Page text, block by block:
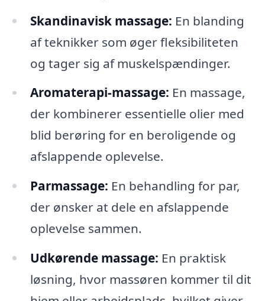
Skandinavisk massage: En blanding
af teknikker som øger fleksibiliteten
og tager sig af muskelspændinger.
Aromaterapi-massage: En massage,
der kombinerer essentielle olier med
blid berøring for en beroligende og
afslappende oplevelse.
Parmassage: En behandling for par,
der ønsker at dele en afslappende
oplevelse sammen.
Udkørende massage: En praktisk
løsning, hvor massøren kommer til dit